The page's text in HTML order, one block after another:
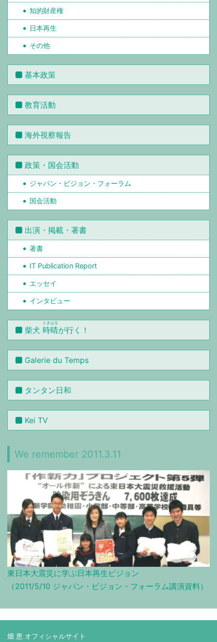
知的財産権
日本再生
その他
基本政策
教育活動
海外視察報告
政策・国会活動
ジャパン・ビジョン・フォーラム
国会活動
出演・掲載・著書
著書
IT Publication Report
エッセイ
インタビュー
柴犬 時晴
ときはる
が行く！
Galerie du Temps
タンタン日和
Kei TV
We remember 2011.3.11
東日本大震災に学ぶ日本再生ビジョン
（2011/5/10 ジャパン・ビジョン・フォーラム講演資料）
畑 恵 オフィシャルサイト